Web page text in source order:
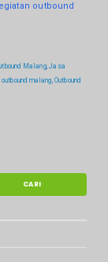
outbound
Malang,Jasa
outbound malang Outbound